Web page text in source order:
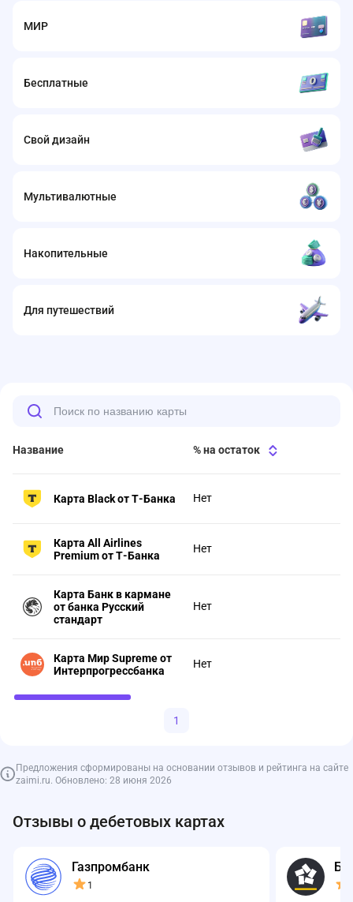
МИР
Бесплатные
Свой дизайн
Мультивалютные
Накопительные
Для путешествий
Название % на остаток
Карта Black от Т-Банка Нет
Карта All Airlines
Premium от Т-Банка
Нет
Карта Банк в кармане
от банка Русский
стандарт
Нет
Карта Мир Supreme от
Интерпрогрессбанка
Нет
1
Предложения сформированы на основании отзывов и рейтинга на сайте
zaimi.ru. Обновлено: 28 июня 2026
Отзывы о дебетовых картах
Газпромбанк
1